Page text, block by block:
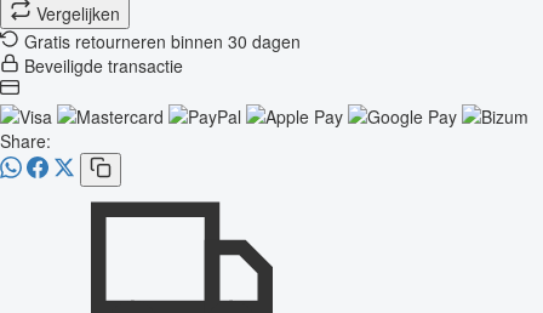
Vergelijken
Gratis retourneren binnen 30 dagen
Beveiligde transactie
Share: